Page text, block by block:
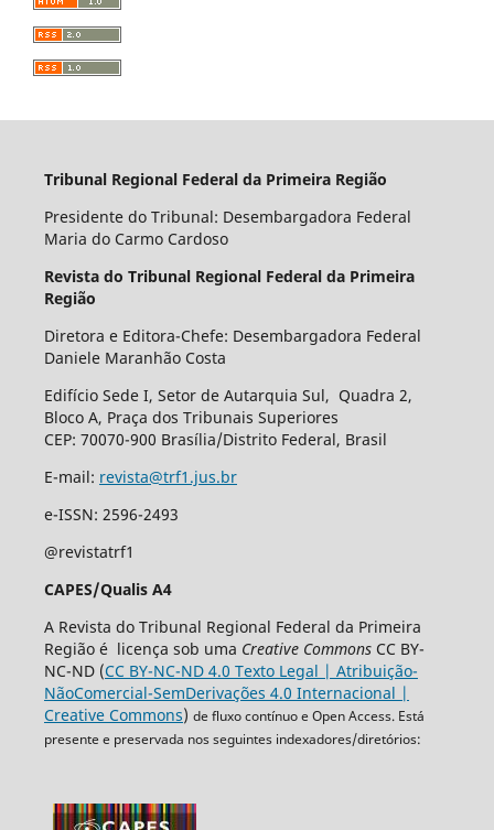
Tribunal Regional Federal da Primeira Região
Presidente do Tribunal: Desembargadora Federal
Maria do Carmo Cardoso
Revista do Tribunal Regional Federal da Primeira
Região
Diretora e Editora-Chefe: Desembargadora Federal
Daniele Maranhão Costa
Edifício Sede I, Setor de Autarquia Sul, Quadra 2,
Bloco A, Praça dos Tribunais Superiores
CEP: 70070-900 Brasília/Distrito Federal, Brasil
E-mail: revista@trf1.jus.br
e-ISSN: 2596-2493
@revistatrf1
CAPES/Qualis A4
A Revista do Tribunal Regional Federal da Primeira
Região é licença sob uma Creative CommonsCC BY-
NC-ND (CC BY-NC-ND 4.0 Texto Legal | Atribuição-
NãoComercial-SemDerivações 4.0 Internacional |
Creative Commons) de fluxo contínuo e Open Access. Está
presente e preservada nos seguintes indexadores/diretórios: